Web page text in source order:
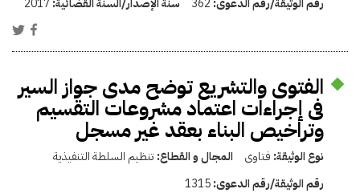
الفتوى والتشريع توضح مدى جواز السير
فى إجراءات اعتماد مشروعات التقسيم
وتراخيص البناء بعقد غير مسجل
نوع الوثيقة: فتاوى المجال و القطاع: تنظيم السلطة التنفيذية
رقم الوثيقة/رقم الدعوى:1315